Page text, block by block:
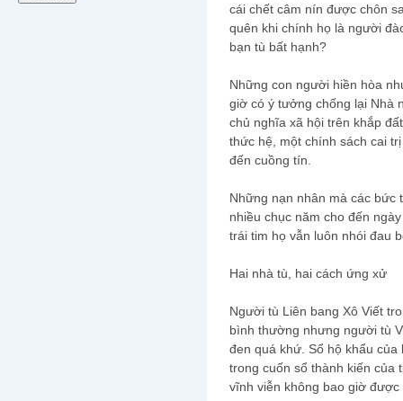
cái chết câm nín được chôn
quên khi chính họ là người
bạn tù bất hạnh?
Những con người hiền hòa
giờ có ý tưởng chống lại Nhà
chủ nghĩa xã hội trên khắp
thức hệ, một chính sách cai
đến cuồng tín.
Những nạn nhân mà các bức
nhiều chục năm cho đến
trái tim họ vẫn luôn nhói đau
Hai nhà tù, hai cách ứng xử
Người tù Liên bang Xô Viết
bình thường nhưng người tù
đen quá khứ. Sổ hộ khẩu
trong cuốn sổ thành kiến của
vĩnh viễn không bao giờ được